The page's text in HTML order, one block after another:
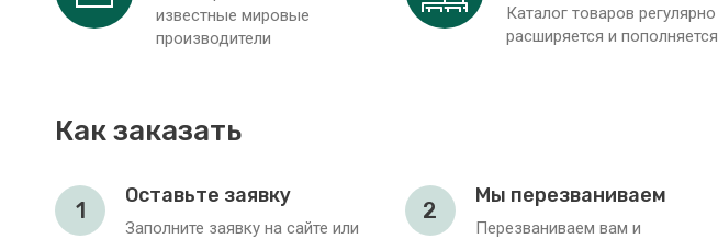
известные мировые
производители
Каталог товаров регулярно
расширяется и пополняется
Как заказать
1
Оставьте заявку
Заполните заявку на сайте или
2
Мы перезваниваем
Перезваниваем вам и